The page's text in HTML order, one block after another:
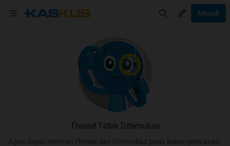
Masuk
Thread Tidak Ditemukan
Agan dapat mencari Thread dan Komunitas pada kolom pencarian.